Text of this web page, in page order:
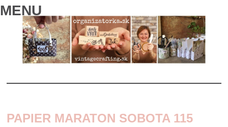
MENU
CONTENT
PAPIER MARATON SOBOTA 115